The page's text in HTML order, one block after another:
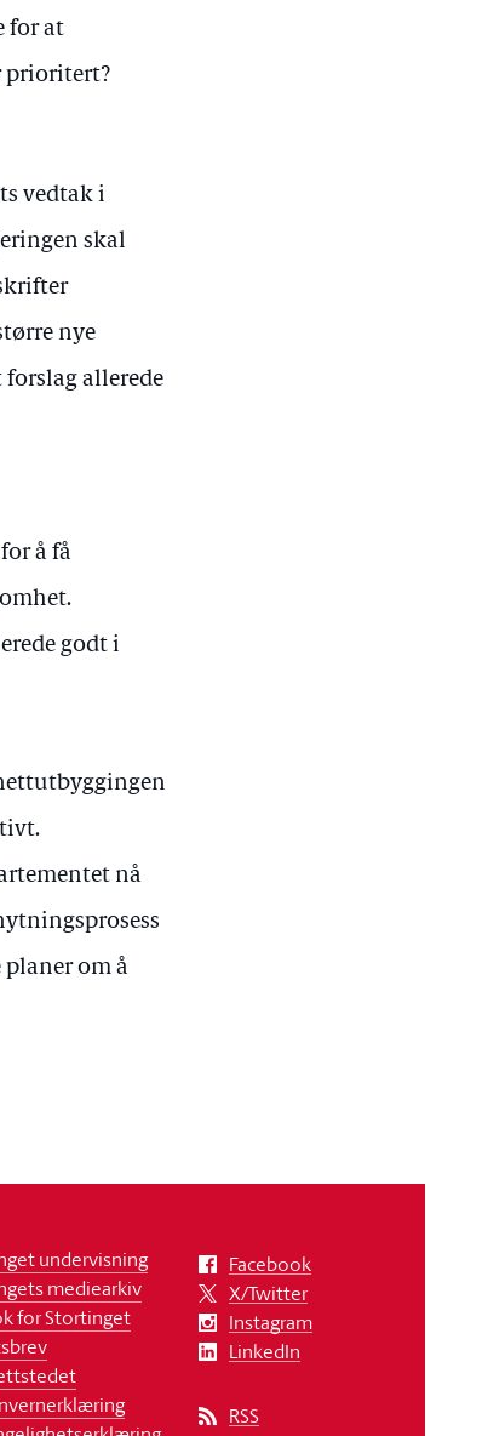
for at
prioritert?
vedtak i
skal
nye
allerede
å få
godt i
nå
om å
undervisning
mediearkiv
for Stortinget
Facebook
X/Twitter
Instagram
LinkedIn
RSS